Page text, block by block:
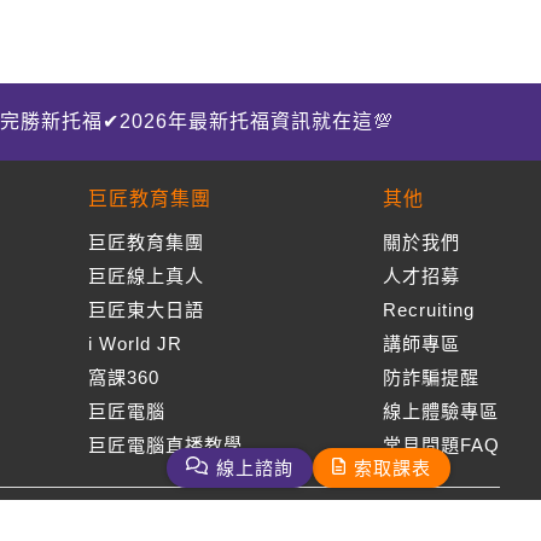
完勝新托福✔2026年最新托福資訊就在這💯
巨匠教育集團
巨匠教育集團
巨匠線上真人
巨匠東大日語
i World JR
窩課360
巨匠電腦
巨匠電腦直播教學
其他
關於我們
人才招募
Recruiting
講師專區
防詐騙提醒
線上體驗專區
常見問題FAQ
線上諮詢 索取課表